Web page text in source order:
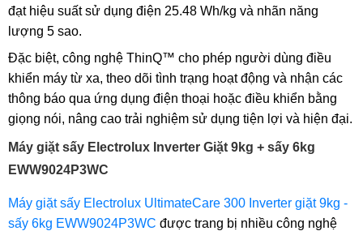
đạt hiệu suất sử dụng điện 25.48 Wh/kg và nhãn năng
lượng 5 sao.
Đặc biệt, công nghệ ThinQ™ cho phép người dùng điều
khiển máy từ xa, theo dõi tình trạng hoạt động và nhận các
thông báo qua ứng dụng điện thoại hoặc điều khiển bằng
giọng nói, nâng cao trải nghiệm sử dụng tiện lợi và hiện đại.
Máy giặt sấy Electrolux Inverter Giặt 9kg + sấy 6kg
EWW9024P3WC
Máy giặt sấy Electrolux UltimateCare 300 Inverter giặt 9kg -
sấy 6kg EWW9024P3WC được trang bị nhiều công nghệ